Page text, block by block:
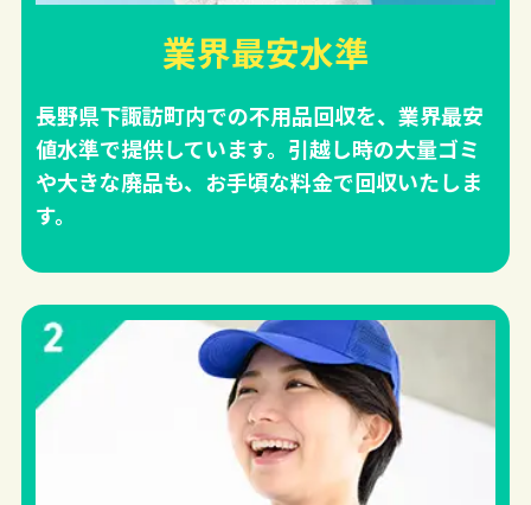
業界最安水準
長野県下諏訪町内での不用品回収を、業界最安
値水準で提供しています。引越し時の大量ゴミ
や大きな廃品も、お手頃な料金で回収いたしま
す。